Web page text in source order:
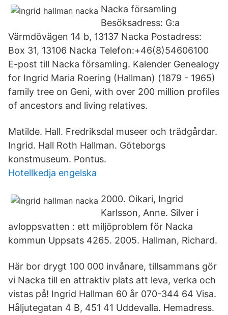
Nacka församling
Besöksadress: G:a
Värmdövägen 14 b, 13137 Nacka Postadress:
Box 31, 13106 Nacka Telefon:+46(8)54606100
E-post till Nacka församling. Kalender Genealogy
for Ingrid Maria Roering (Hallman) (1879 - 1965)
family tree on Geni, with over 200 million profiles
of ancestors and living relatives.
Matilde. Hall. Fredriksdal museer och trädgårdar.
Ingrid. Hall Roth Hallman. Göteborgs
konstmuseum. Pontus.
Hotellkedja engelska
2000. Oikari, Ingrid
Karlsson, Anne. Silver i
avloppsvatten : ett miljöproblem för Nacka
kommun Uppsats 4265. 2005. Hallman, Richard.
Här bor drygt 100 000 invånare, tillsammans gör
vi Nacka till en attraktiv plats att leva, verka och
vistas på! Ingrid Hallman 60 år 070-344 64 Visa.
Håljutegatan 4 B, 451 41 Uddevalla. Hemadress.